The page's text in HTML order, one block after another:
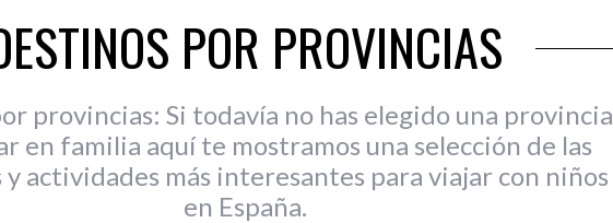
POR PROVINCIAS
provincias: Si todavía no has elegido una provincia
en familia aquí te mostramos una selección de las
actividades más interesantes para viajar con niños
en España.